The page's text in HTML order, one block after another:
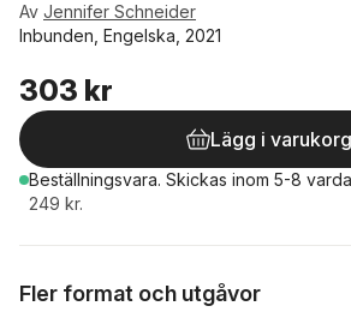
Av Jennifer Schneider
Inbunden, Engelska, 2021
303 kr
Lägg i varukorg
Beställningsvara. Skickas inom 5-8
249 kr.
Fler format och utgåvor